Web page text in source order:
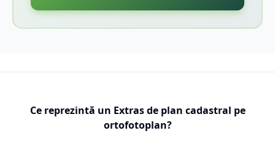
Ce reprezintă un Extras de plan cadastral pe
ortofotoplan?